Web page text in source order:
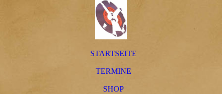
STARTSEITE
TERMINE
SHOP